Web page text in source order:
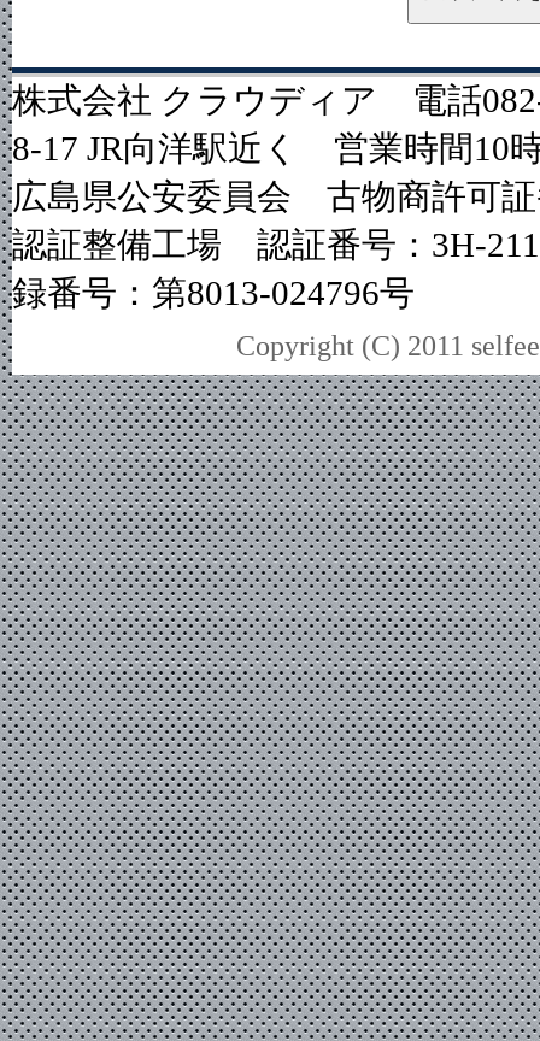
株式会社 クラウディア 電話
8-17 JR向洋駅近く 営業時間10
広島県公安委員会 古物商許可
認証整備工場 認証番号：3H-
録番号：第8013-024796号
Copyright (C) 2011